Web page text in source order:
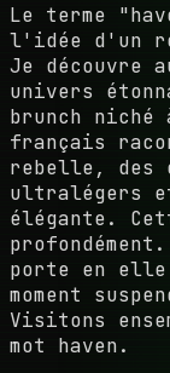
Le terme
l'idée d'un
Je découvre
univers
brunch niché
français
rebelle, des
ultralégers et
élégante.
porte en
moment
Visitons
mot haven.